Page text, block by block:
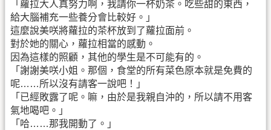
「蘿拉大人真努力啊，我請你一杯奶茶。吃些甜的東西，
給大腦補充一些養分會比較好。」
這麼說美咲將蘿拉的茶杯放到了蘿拉面前。
對於她的關心，蘿拉相當的感動。
因為這樣的照顧，其他的學生是不可能有的。
「謝謝美咲小姐。那個，食堂的所有菜色原本就是免費的
呢……所以沒有請客一說吧！」
「已經敗露了呢。嘛，由於是我親自沖的，所以請不用客
氣地喝吧。」
「哈……那我開動了。」